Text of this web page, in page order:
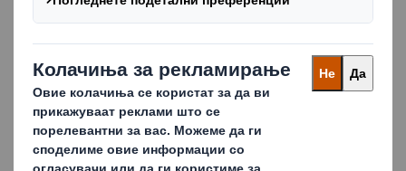
Општ контакт
Ако не сте новинар или уредник, ве
молиме кликнете овде за нашиот
општ формулар за контакт.